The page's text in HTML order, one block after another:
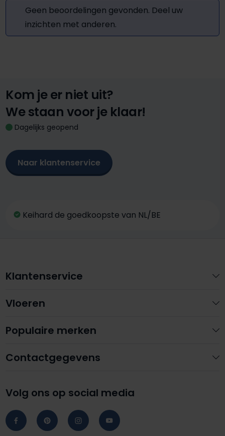
Geen beoordelingen gevonden. Deel uw
inzichten met anderen.
Kom je er niet uit?
We staan voor je klaar!
Dagelijks geopend
Naar klantenservice
Keihard de goedkoopste van NL/BE
Contactgegevens
Volg ons op social media
Klantenservice
Vloeren
Populaire merken